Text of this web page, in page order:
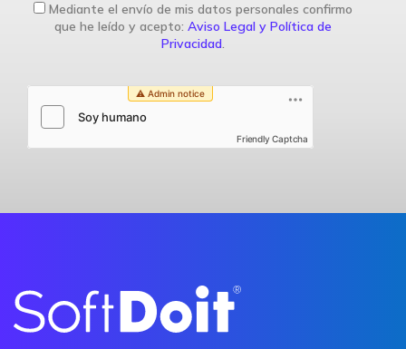
Mediante el envío de mis datos personales confirmo
que he leído y acepto: Aviso Legal y Política de
Privacidad.
Friendly Captcha